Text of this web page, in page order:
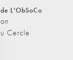
L'ObSoCo
Cercle